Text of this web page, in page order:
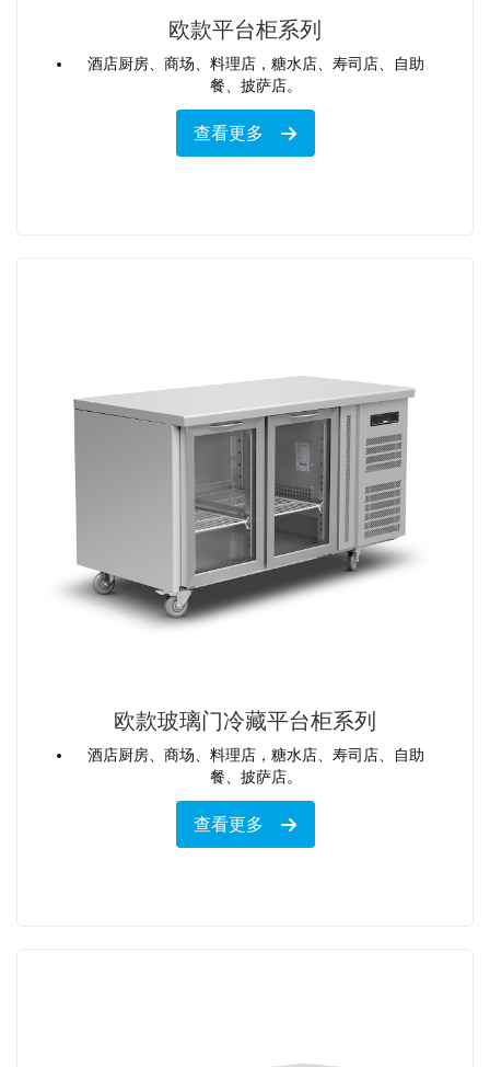
欧款平台柜系列
酒店厨房、商场、料理店，糖水店、寿司店、自助
餐、披萨店。
查看更多
欧款玻璃门冷藏平台柜系列
酒店厨房、商场、料理店，糖水店、寿司店、自助
餐、披萨店。
查看更多